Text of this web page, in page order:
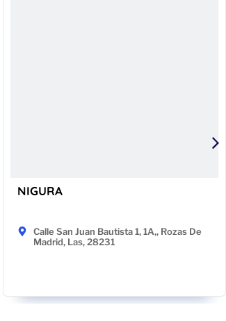
NIGURA
Calle San Juan Bautista 1, 1A,, Rozas De
Madrid, Las, 28231